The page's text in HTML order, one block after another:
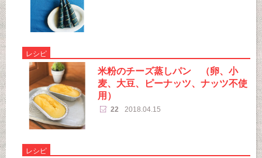
レシピ
米粉のチーズ蒸しパン （卵、小
麦、大豆、ピーナッツ、ナッツ不使
用）
22 2018.04.15
レシピ